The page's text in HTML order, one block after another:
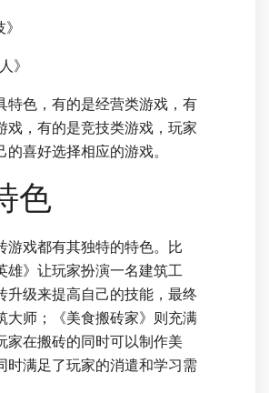
》
特色，有的是经营类游戏，有
戏，有的是竞技类游戏，玩家
喜好选择相应的游戏。
色
游戏都有其独特的特色。比
雄》让玩家扮演一名建筑工
升级来提高自己的技能，最终
大师；《美食搬砖家》则充满
家在搬砖的同时可以制作美
时满足了玩家的消遣和学习需